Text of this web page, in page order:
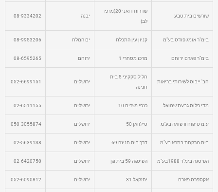
שורשים בית טבע
שדרות דואני 20(מרכז
לב)
יבנה 08-9334202
בימ"ר אומג פודס בע"מ קניון עין התכלת ים המלח 08-9953206
בימ"ר פארם ירוחם מרכז מסחרי 1 ירוחם 08-6595265
חב' ייבוס לשירותי בריאות
חליל סקקיני 5 בית
חנינה
ירושלים 052-6699151
מדי פלוס גבעת שמואל כנפי נשרים 10 ירושלים 02-6511155
ע.מ טיפוח ורפואה בע"מ סילוואן 50 ירושלים 050-3055874
בית מרקחת בתרא בע"מ דרך בית חנינה 69 ירושלים 02-5639138
הפיסגה בימ"ר 1988בע"מ הפיסגה 59 בית וגן ירושלים 02-6420750
אקספרס פארם יחזקאל 31 ירושלים 052-6090812